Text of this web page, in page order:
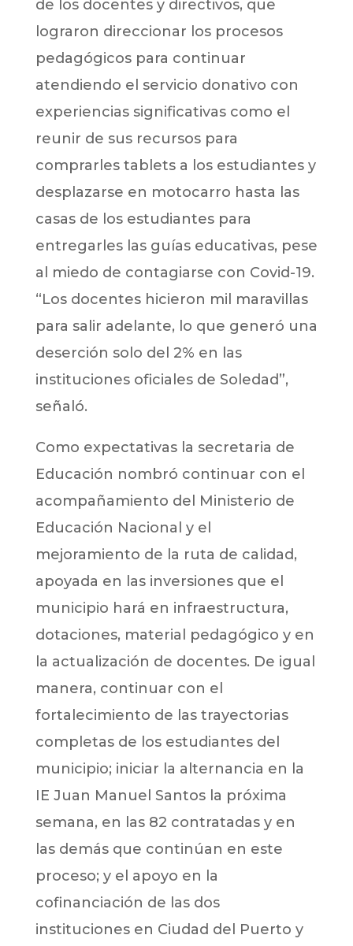
de los docentes y directivos, que
lograron direccionar los procesos
pedagógicos para continuar
atendiendo el servicio donativo con
experiencias significativas como el
reunir de sus recursos para
comprarles tablets a los estudiantes y
desplazarse en motocarro hasta las
casas de los estudiantes para
entregarles las guías educativas, pese
al miedo de contagiarse con Covid-19.
“Los docentes hicieron mil maravillas
para salir adelante, lo que generó una
deserción solo del 2% en las
instituciones oficiales de Soledad”,
señaló.
Como expectativas la secretaria de
Educación nombró continuar con el
acompañamiento del Ministerio de
Educación Nacional y el
mejoramiento de la ruta de calidad,
apoyada en las inversiones que el
municipio hará en infraestructura,
dotaciones, material pedagógico y en
la actualización de docentes. De igual
manera, continuar con el
fortalecimiento de las trayectorias
completas de los estudiantes del
municipio; iniciar la alternancia en la
IE Juan Manuel Santos la próxima
semana, en las 82 contratadas y en
las demás que continúan en este
proceso; y el apoyo en la
cofinanciación de las dos
instituciones en Ciudad del Puerto y